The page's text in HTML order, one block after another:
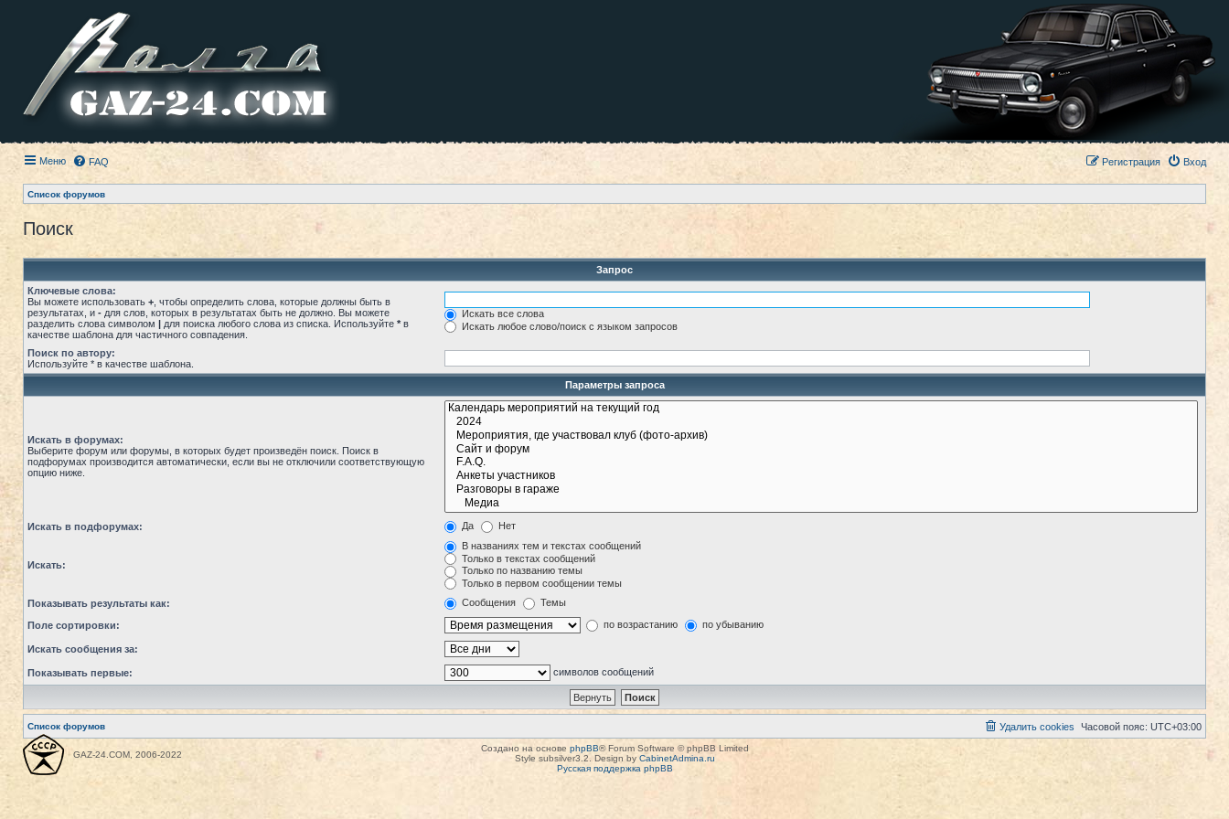
Меню FAQ Вход
Регистрация
Список форумов
Поиск
Запрос
Ключевые слова:
Вы можете использовать + , чтобы определить слова, которые должны быть в
результатах, и - для слов, которых в результатах быть не должно. Вы можете
разделить слова символом | для поиска любого слова из списка. Используйте * в
качестве шаблона для частичного совпадения.
Искать все слова
Искать любое слово/поиск с языком запросов
Поиск по автору:
Используйте * в качестве шаблона.
Параметры запроса
Искать в форумах:
Выберите форум или форумы, в которых будет произведён поиск. Поиск в
подфорумах производится автоматически, если вы не отключили соответствующую
опцию ниже.
Искать в подфорумах: Да Нет
Искать:
В названиях тем и текстах сообщений
Только в текстах сообщений
Только по названию темы
Только в первом сообщении темы
Показывать результаты как:
Сообщения Темы
Поле сортировки: по возрастанию по убыванию
Искать сообщения за:
Показывать первые: символов сообщений
Список форумов Часовой пояс: UTC+03:00
Удалить cookies
GAZ-24.COM, 2006-2022
Создано на основе phpBB® Forum Software © phpBB Limited
Style subsilver3.2. Design by CabinetAdmina.ru
Русская поддержка phpBB